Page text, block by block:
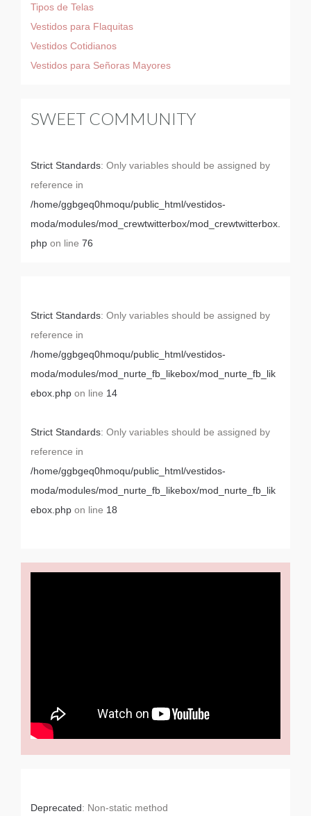
Tipos de Telas
Vestidos para Flaquitas
Vestidos Cotidianos
Vestidos para Señoras Mayores
SWEET COMMUNITY
Strict Standards: Only variables should be assigned by
reference in
/home/ggbgeq0hmoqu/public_html/vestidos-
moda/modules/mod_crewtwitterbox/mod_crewtwitterbox.
php on line 76
Strict Standards: Only variables should be assigned by
reference in
/home/ggbgeq0hmoqu/public_html/vestidos-
moda/modules/mod_nurte_fb_likebox/mod_nurte_fb_lik
ebox.php on line 14
Strict Standards: Only variables should be assigned by
reference in
/home/ggbgeq0hmoqu/public_html/vestidos-
moda/modules/mod_nurte_fb_likebox/mod_nurte_fb_lik
ebox.php on line 18
Deprecated: Non-static method